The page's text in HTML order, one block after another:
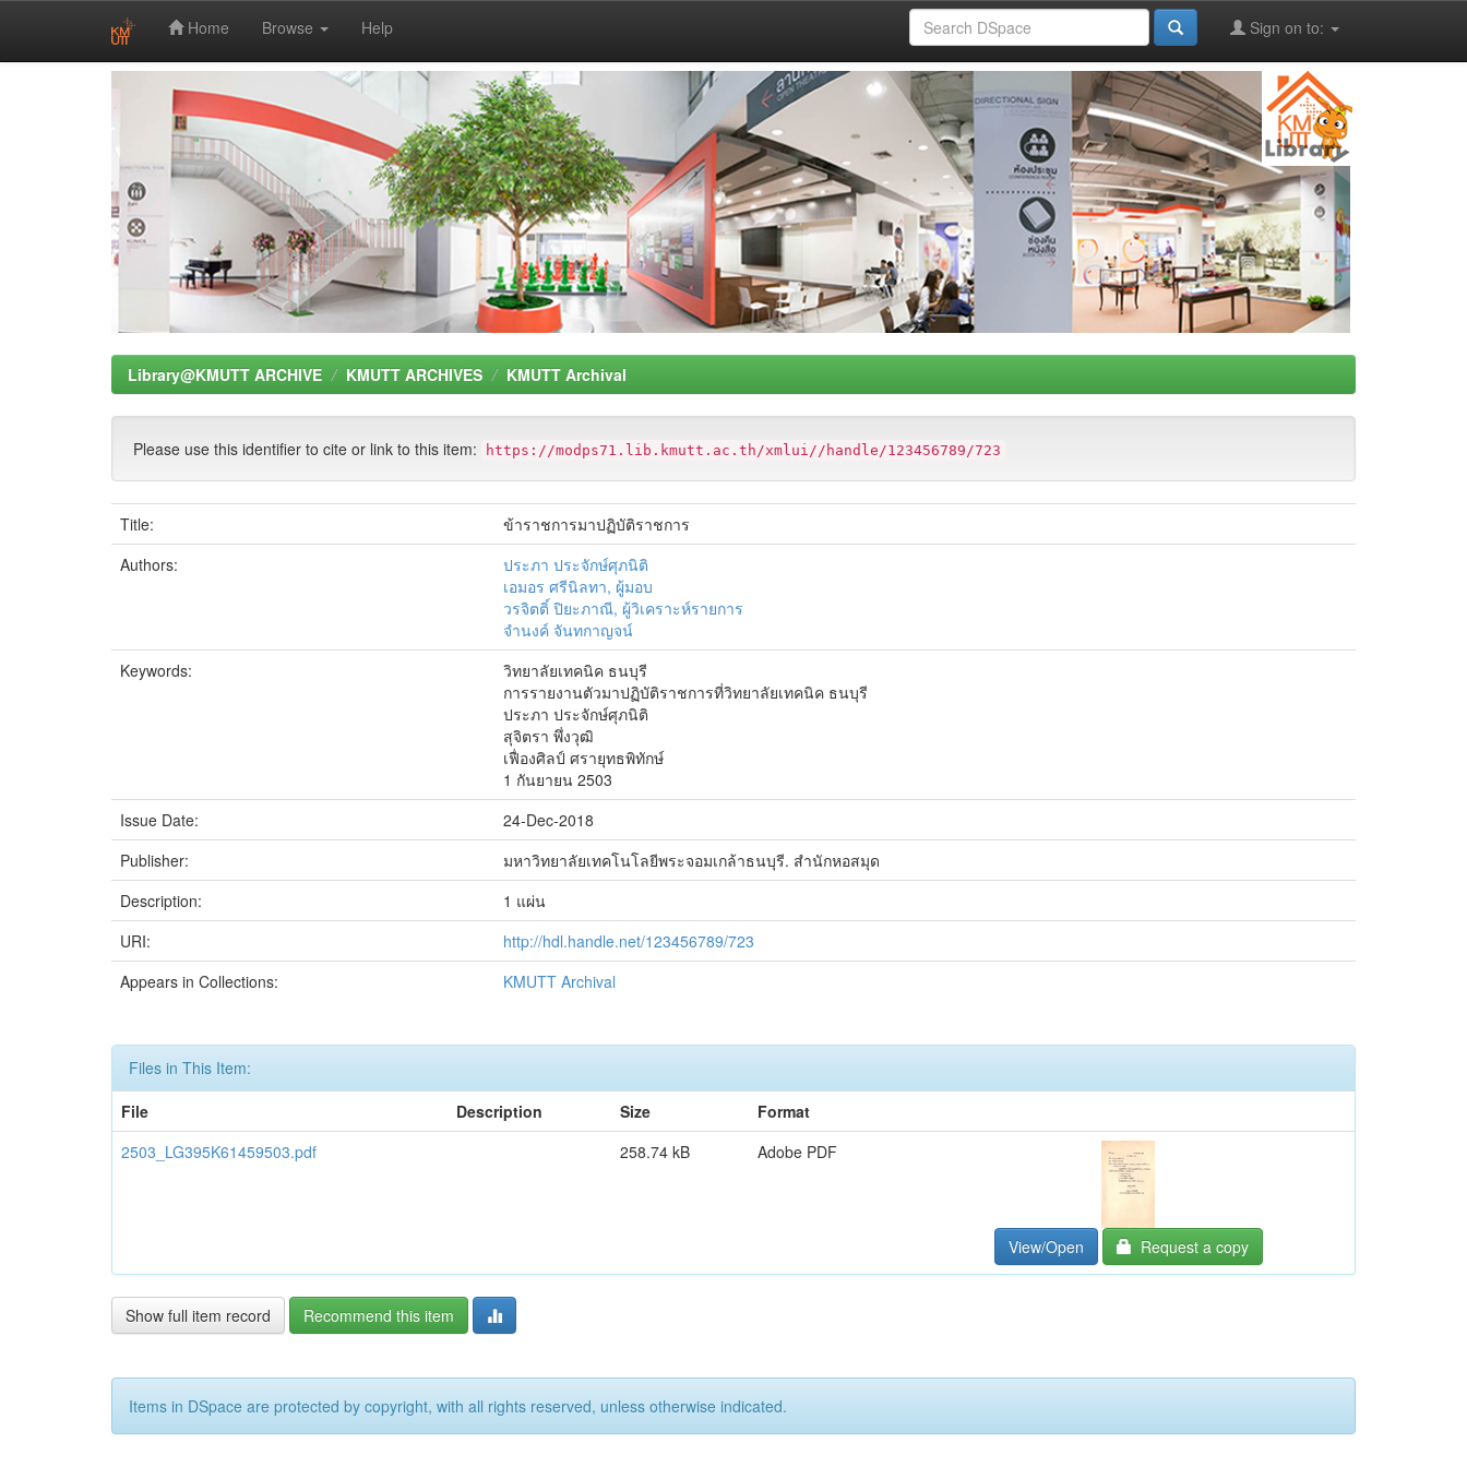
Home Browse Help Sign on to:
Library@KMUTT ARCHIVE KMUTT ARCHIVES KMUTT Archival
Please use this identifier to cite or link to this item: https://modps71.lib.kmutt.ac.th/xmlui//handle/123456789/723
Title:
ข้าราชการมาปฏิบัติราชการ
Authors:
ประภา ประจักษ์ศุภนิติ
เอมอร ศรีนิลทา, ผู้มอบ
วรจิตติ์ ปิยะภาณี, ผู้วิเคราะห์รายการ
จำนงค์ จันทกาญจน์
Keywords:
วิทยาลัยเทคนิค ธนบุรี
การรายงานตัวมาปฏิบัติราชการที่วิทยาลัยเทคนิค ธนบุรี
ประภา ประจักษ์ศุภนิติ
สุจิตรา พึ่งวุฒิ
เฟื่องศิลป์ ศรายุทธพิทักษ์
1 กันยายน 2503
Issue Date:
24-Dec-2018
Publisher:
มหาวิทยาลัยเทคโนโลยีพระจอมเกล้าธนบุรี. สำนักหอสมุด
Description:
1 แผ่น
URI:
http://hdl.handle.net/123456789/723
Appears in Collections:
KMUTT Archival
Files in This Item:
File
Description Size
Format
2503_LG395K61459503.pdf
258.74 kB Adobe PDF
View/Open Request a copy
Show full item record Recommend this item
Items in DSpace are protected by copyright, with all rights reserved, unless otherwise indicated.